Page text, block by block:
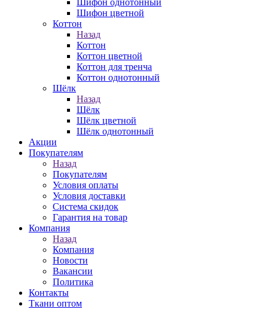
Шифон однотонный
Шифон цветной
Коттон
Назад
Коттон
Коттон цветной
Коттон для тренча
Коттон однотонный
Шёлк
Назад
Шёлк
Шёлк цветной
Шёлк однотонный
Акции
Покупателям
Назад
Покупателям
Условия оплаты
Условия доставки
Система скидок
Гарантия на товар
Компания
Назад
Компания
Новости
Вакансии
Политика
Контакты
Ткани оптом